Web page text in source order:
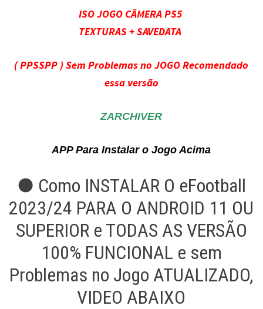
ISO JOGO CÂMERA PS5
TEXTURAS + SAVEDATA
( PPSSPP ) Sem Problemas no JOGO Recomendado
essa versão
ZARCHIVER
APP Para Instalar o Jogo Acima
● Como INSTALAR O eFootball
2023/24 PARA O ANDROID 11 OU
SUPERIOR e TODAS AS VERSÃO
100% FUNCIONAL e sem
Problemas no Jogo ATUALIZADO,
VIDEO ABAIXO